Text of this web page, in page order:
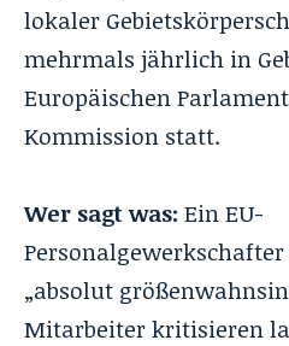
lokaler
mehrmals jährlich in
Europäischen
Kommission statt.
Wer sagt was: Ein EU-
„absolut
Mitarbeiter kritisieren